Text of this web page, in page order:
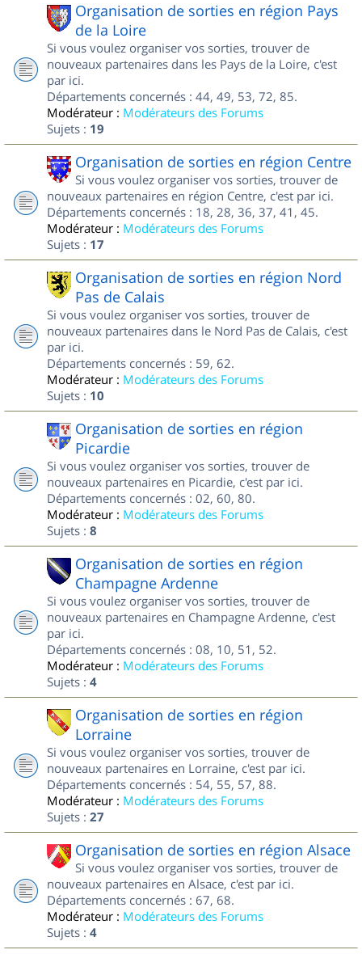
Organisation de sorties en région Pays
de la Loire
Si vous voulez organiser vos sorties, trouver de
nouveaux partenaires dans les Pays de la Loire, c'est
par ici.
Départements concernés : 44, 49, 53, 72, 85.
Modérateur : Modérateurs des Forums
Sujets : 19
Organisation de sorties en région Centre
Si vous voulez organiser vos sorties, trouver de
nouveaux partenaires en région Centre, c'est par ici.
Départements concernés : 18, 28, 36, 37, 41, 45.
Modérateur : Modérateurs des Forums
Sujets : 17
Organisation de sorties en région Nord
Pas de Calais
Si vous voulez organiser vos sorties, trouver de
nouveaux partenaires dans le Nord Pas de Calais, c'est
par ici.
Départements concernés : 59, 62.
Modérateur : Modérateurs des Forums
Sujets : 10
Organisation de sorties en région
Picardie
Si vous voulez organiser vos sorties, trouver de
nouveaux partenaires en Picardie, c'est par ici.
Départements concernés : 02, 60, 80.
Modérateur : Modérateurs des Forums
Sujets : 8
Organisation de sorties en région
Champagne Ardenne
Si vous voulez organiser vos sorties, trouver de
nouveaux partenaires en Champagne Ardenne, c'est
par ici.
Départements concernés : 08, 10, 51, 52.
Modérateur : Modérateurs des Forums
Sujets : 4
Organisation de sorties en région
Lorraine
Si vous voulez organiser vos sorties, trouver de
nouveaux partenaires en Lorraine, c'est par ici.
Départements concernés : 54, 55, 57, 88.
Modérateur : Modérateurs des Forums
Sujets : 27
Organisation de sorties en région Alsace
Si vous voulez organiser vos sorties, trouver de
nouveaux partenaires en Alsace, c'est par ici.
Départements concernés : 67, 68.
Modérateur : Modérateurs des Forums
Sujets : 4